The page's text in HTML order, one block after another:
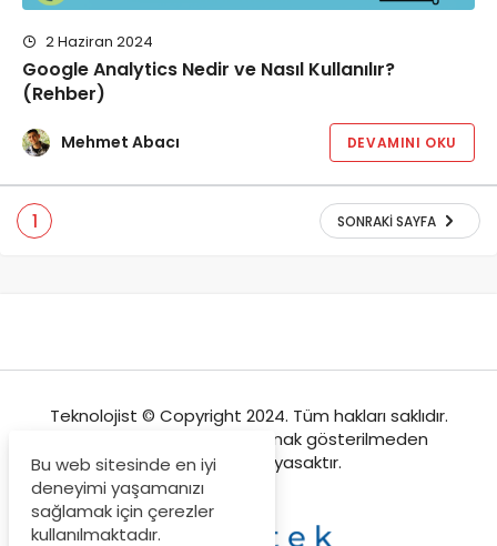
2 Haziran 2024
Google Analytics Nedir ve Nasıl Kullanılır?
(Rehber)
Mehmet Abacı DEVAMINI OKU
1 SONRAKI SAYFA
Teknolojist © Copyright 2024. Tüm hakları saklıdır.
Sitemizden içeriklerin kaynak gösterilmeden
kopyalanması yasaktır.
Bu web sitesinde en iyi
deneyimi yaşamanızı
sağlamak için çerezler
kullanılmaktadır.